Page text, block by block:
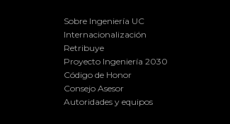
Sobre Ingeniería UC
Internacionalización
Retribuye
Proyecto Ingeniería 2030
Código de Honor
Consejo Asesor
Autoridades y equipos